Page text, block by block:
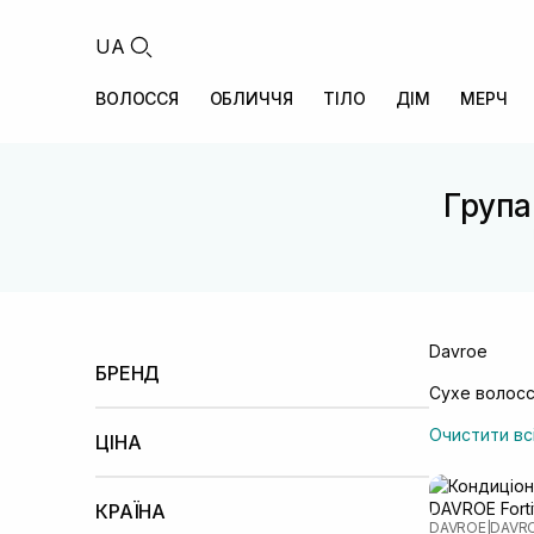
UA
ВОЛОССЯ ОБЛИЧЧЯ ТІЛО ДІМ МЕРЧ
БРЕНД
ЦІНА
1000 UAH
КРАЇНА
Davroe
Сухе
Очистити всі
DAVROE|